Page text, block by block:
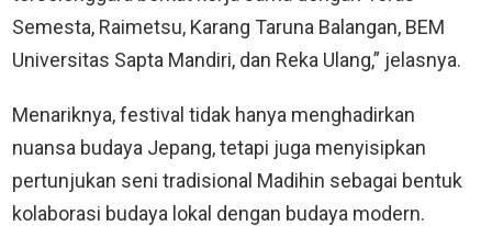
Semesta, Raimetsu, Karang Taruna Balangan, BEM
Universitas Sapta Mandiri, dan Reka Ulang,” jelasnya.
Menariknya, festival tidak hanya menghadirkan
nuansa budaya Jepang, tetapi juga menyisipkan
pertunjukan seni tradisional Madihin sebagai bentuk
kolaborasi budaya lokal dengan budaya modern.